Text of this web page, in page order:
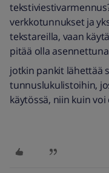
verkkotunnukset ja
tekstareilla, vaan
pitää olla
jotkin pankit lähettää
tunnuslukulistoihin,
käytössä, niin kuin